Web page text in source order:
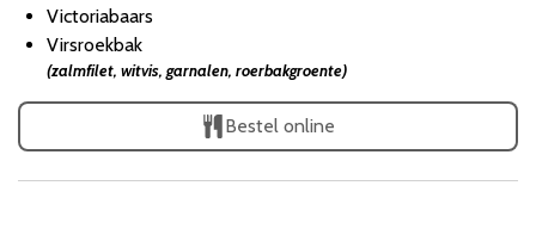
Victoriabaars
Virsroekbak
(zalmfilet, witvis, garnalen, roerbakgroente)
Bestel online